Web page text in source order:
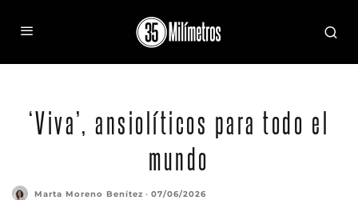
‘Viva’, ansiolíticos para todo el
mundo
Marta Moreno Benítez · 07/06/2026